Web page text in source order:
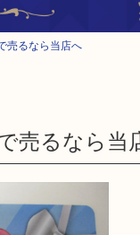
売るなら当店へ
売るなら当